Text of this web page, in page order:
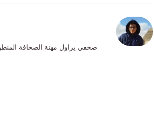
صحفي يزاول مهنة الصحافة